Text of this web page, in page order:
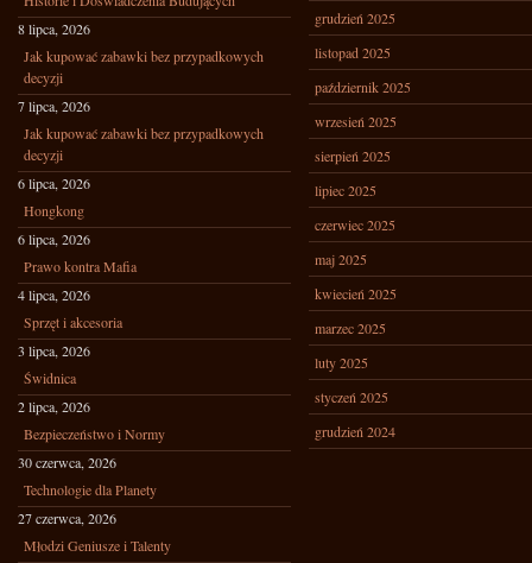
8 lipca, 2026
Jak kupować zabawki bez przypadkowych
decyzji
7 lipca, 2026
Jak kupować zabawki bez przypadkowych
decyzji
6 lipca, 2026
Hongkong
6 lipca, 2026
Prawo kontra Mafia
4 lipca, 2026
Sprzęt i akcesoria
3 lipca, 2026
Świdnica
2 lipca, 2026
Bezpieczeństwo i Normy
30 czerwca, 2026
Technologie dla Planety
27 czerwca, 2026
Młodzi Geniusze i Talenty
grudzień 2025
listopad 2025
październik 2025
wrzesień 2025
sierpień 2025
lipiec 2025
czerwiec 2025
maj 2025
kwiecień 2025
marzec 2025
luty 2025
styczeń 2025
grudzień 2024